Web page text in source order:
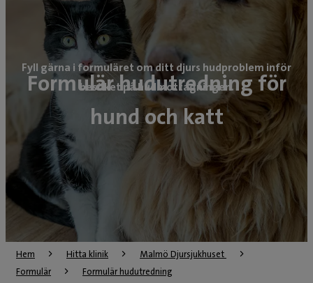
Formulär hudutredning för
hund och katt
Fyll gärna i formuläret om ditt djurs hudproblem inför
besöket på hudmottagningen.
Hem Hitta klinik
Malmö Djursjukhuset
Formulär
Formulär hudutredning